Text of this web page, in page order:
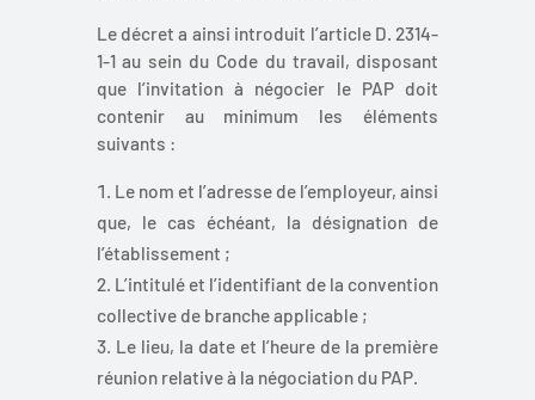
Le décret a ainsi introduit l’article D. 2314-
1-1 au sein du Code du travail, disposant
que l’invitation à négocier le PAP doit
contenir au minimum les éléments
suivants :
Le nom et l’adresse de l’employeur, ainsi
que, le cas échéant, la désignation de
l’établissement ;
L’intitulé et l’identifiant de la convention
collective de branche applicable ;
Le lieu, la date et l’heure de la première
réunion relative à la négociation du PAP.